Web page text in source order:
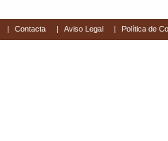
| Contacta | Aviso Legal | Política de